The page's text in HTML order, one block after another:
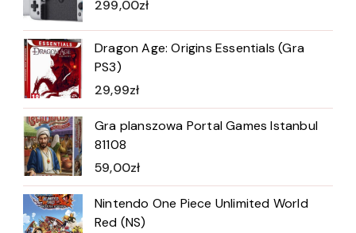
299,00zł
Dragon Age: Origins Essentials (Gra
PS3)
29,99zł
Gra planszowa Portal Games Istanbul
81108
59,00zł
Nintendo One Piece Unlimited World
Red (NS)